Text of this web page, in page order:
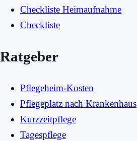
Checkliste Heimaufnahme
Checkliste
Ratgeber
Pflegeheim-Kosten
Pflegeplatz nach Krankenhaus
Kurzzeitpflege
Tagespflege